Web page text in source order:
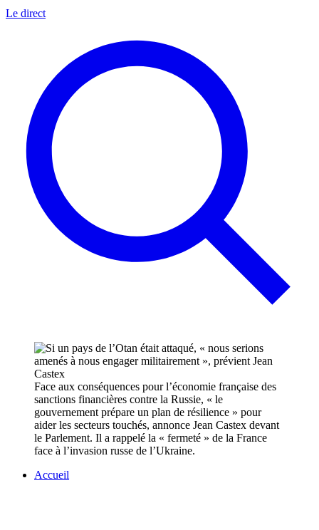
Le direct
Face aux conséquences pour l’économie française des
sanctions financières contre la Russie, « le
gouvernement prépare un plan de résilience » pour
aider les secteurs touchés, annonce Jean Castex devant
le Parlement. Il a rappelé la « fermeté » de la France
face à l’invasion russe de l’Ukraine.
Accueil